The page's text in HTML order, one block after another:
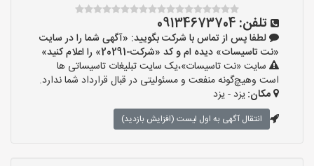
تلفن: 09134673704
لطفا پس از تماس با شرکت بگویید: «آگهی شما را در سایت
«نت تاسیسات» دیده ام و کد «شرکت-20291» را اعلام کنید»
سایت «نت تاسیسات»،یک سایت تبلیغات تاسیساتی ها
است وهیچ‌گونه منفعت و مسئولیتی در قبال قرارداد شما ندارد.
مکان:یزد - یزد
انتقال آگهی به اول لیست (افزایش بازدید)